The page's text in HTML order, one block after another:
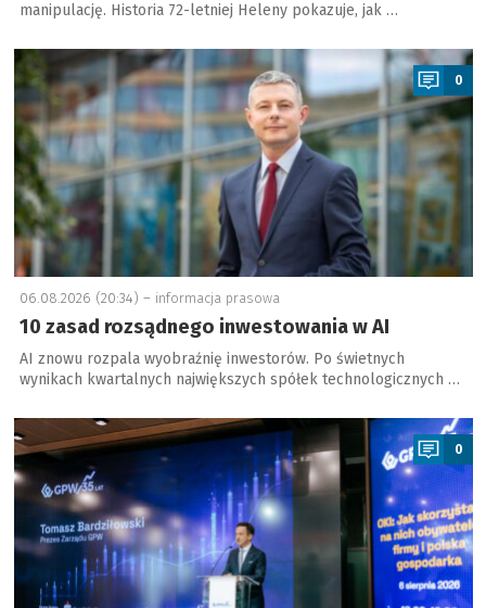
manipulację. Historia 72-letniej Heleny pokazuje, jak …
a
0
06.08.2026 (20:34) – informacja prasowa
10 zasad rozsądnego inwestowania w AI
AI znowu rozpala wyobraźnię inwestorów. Po świetnych
wynikach kwartalnych największych spółek technologicznych …
a
0